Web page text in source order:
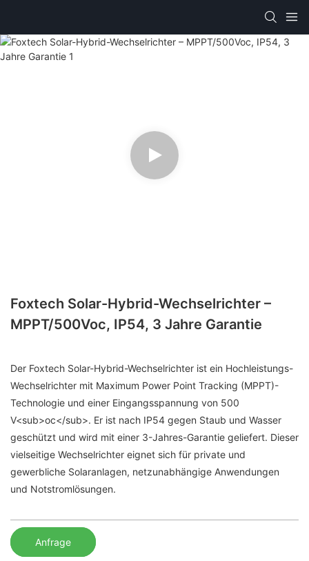
Foxtech Solar-Hybrid-Wechselrichter –
MPPT/500Voc, IP54, 3 Jahre Garantie
Der Foxtech Solar-Hybrid-Wechselrichter ist ein Hochleistungs-
Wechselrichter mit Maximum Power Point Tracking (MPPT)-
Technologie und einer Eingangsspannung von 500
V<sub>oc</sub>. Er ist nach IP54 gegen Staub und Wasser
geschützt und wird mit einer 3-Jahres-Garantie geliefert. Dieser
vielseitige Wechselrichter eignet sich für private und
gewerbliche Solaranlagen, netzunabhängige Anwendungen
und Notstromlösungen.
Anfrage